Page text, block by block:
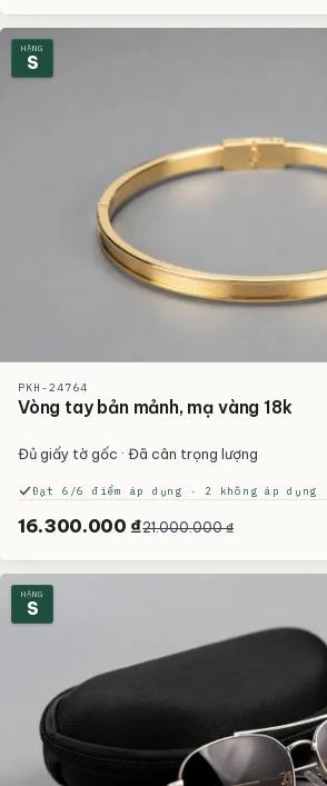
HẠNG
S
PKH-24764
Vòng tay bản mảnh, mạ vàng 18k
Đủ giấy tờ gốc · Đã cân trọng lượng
Đạt 6/6 điểm áp dụng · 2 không áp dụng
16.300.000 ₫21.000.000 ₫
HẠNG
S